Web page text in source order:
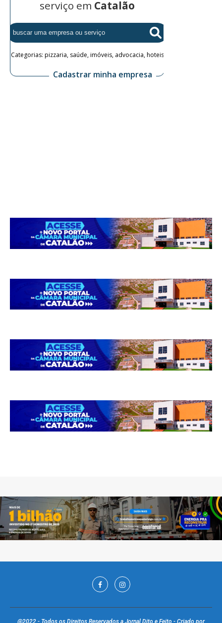
@2022 - Todos os Direitos Reservados a Jornal Dito e Feito - Criado por